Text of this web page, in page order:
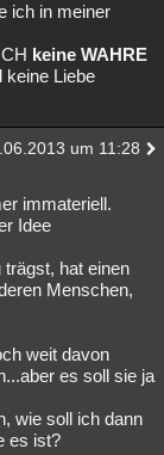
ich in meiner
keine WAHRE
keine Liebe
um 11:28
immateriell.
Idee
hat einen
Menschen,
weit davon
es soll sie ja
wie soll ich dann
es ist?